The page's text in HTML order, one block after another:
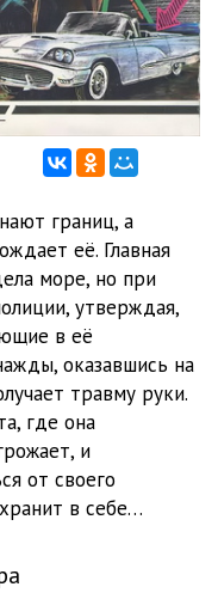
05:07
05:10
05:03
05:02
05:09
границ, а
её. Главная
море, но при
утверждая,
в её
оказавшись на
травму руки.
где она
и
от своего
в себе…